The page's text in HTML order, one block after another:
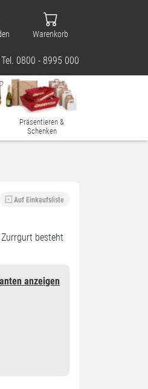
Warenkorb
0800 - 8995 000
Präsentieren &
Schenken
Auf Einkaufsliste
besteht
anzeigen